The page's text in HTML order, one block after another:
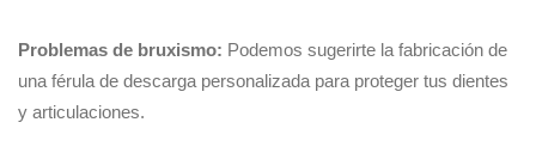
Problemas de bruxismo: Podemos sugerirte la fabricación de
una férula de descarga personalizada para proteger tus dientes
y articulaciones.